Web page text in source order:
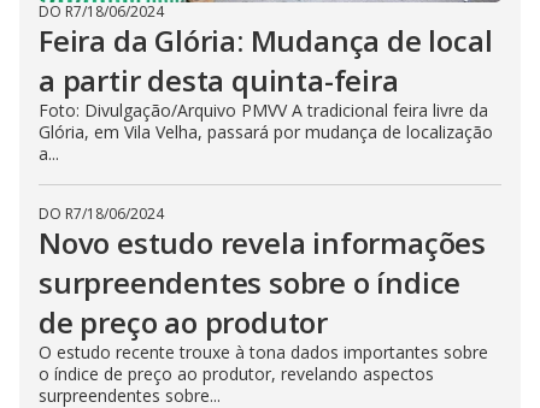
DO R7/18/06/2024
Feira da Glória: Mudança de local
a partir desta quinta-feira
Foto: Divulgação/Arquivo PMVV A tradicional feira livre da
Glória, em Vila Velha, passará por mudança de localização
a...
DO R7/18/06/2024
Novo estudo revela informações
surpreendentes sobre o índice
de preço ao produtor
O estudo recente trouxe à tona dados importantes sobre
o índice de preço ao produtor, revelando aspectos
surpreendentes sobre...